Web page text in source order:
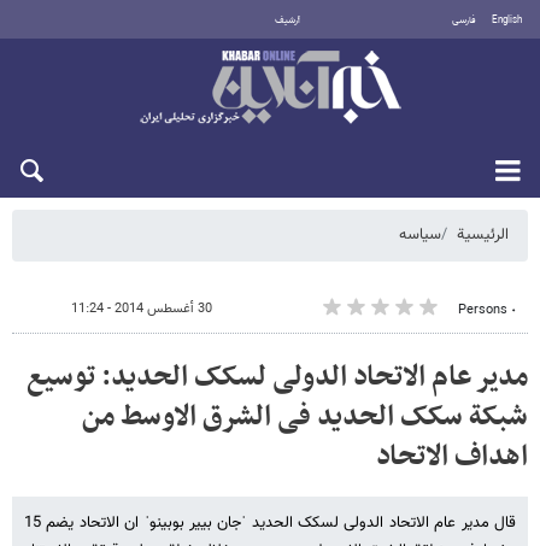
English فارسی أرشيف
الرئيسية سیاسه
٠ Persons 30 أغسطس 2014 - 11:24
مدیر عام الاتحاد الدولی لسکک الحدید: توسیع
شبکة سکک الحدید فی الشرق الاوسط من
اهداف الاتحاد
قال مدیر عام الاتحاد الدولی لسکک الحدید ˈجان بییر بوبینوˈ ان الاتحاد یضم 15